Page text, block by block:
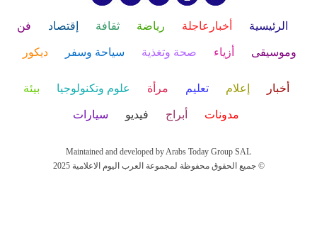
الرئيسية أخبارعاجلة رياضة ثقافة إقتصاد فن
وموسيقى أزياء صحة وتغذية سياحة وسفر ديكور
أخبار إعلام تعليم مرأة علوم وتكنولوجيا بيئة
مدونات أبراج فيديو سيارات
Maintained and developed by Arabs Today Group SAL
جميع الحقوق محفوظة لمجموعة العرب اليوم الاعلامية 2025 ©